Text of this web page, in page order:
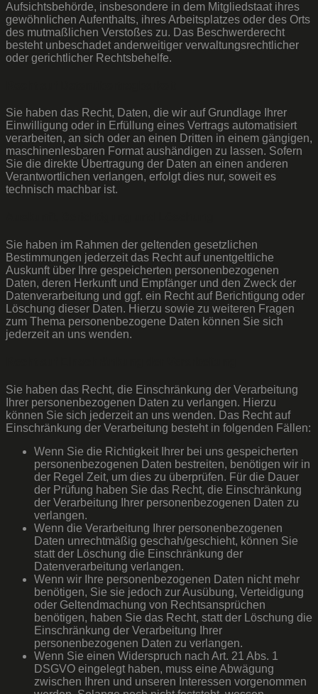
Aufsichtsbehörde, insbesondere in dem Mitgliedstaat ihres
gewöhnlichen Aufenthalts, ihres Arbeitsplatzes oder des Orts
des mutmaßlichen Verstoßes zu. Das Beschwerderecht
besteht unbeschadet anderweitiger verwaltungsrechtlicher
oder gerichtlicher Rechtsbehelfe.
Sie haben das Recht, Daten, die wir auf Grundlage Ihrer
Einwilligung oder in Erfüllung eines Vertrags automatisiert
verarbeiten, an sich oder an einen Dritten in einem gängigen,
maschinenlesbaren Format aushändigen zu lassen. Sofern
Sie die direkte Übertragung der Daten an einen anderen
Verantwortlichen verlangen, erfolgt dies nur, soweit es
technisch machbar ist.
Sie haben im Rahmen der geltenden gesetzlichen
Bestimmungen jederzeit das Recht auf unentgeltliche
Auskunft über Ihre gespeicherten personenbezogenen
Daten, deren Herkunft und Empfänger und den Zweck der
Datenverarbeitung und ggf. ein Recht auf Berichtigung oder
Löschung dieser Daten. Hierzu sowie zu weiteren Fragen
zum Thema personenbezogene Daten können Sie sich
jederzeit an uns wenden.
Sie haben das Recht, die Einschränkung der Verarbeitung
Ihrer personenbezogenen Daten zu verlangen. Hierzu
können Sie sich jederzeit an uns wenden. Das Recht auf
Einschränkung der Verarbeitung besteht in folgenden Fällen:
Wenn Sie die Richtigkeit Ihrer bei uns gespeicherten
personenbezogenen Daten bestreiten, benötigen wir in
der Regel Zeit, um dies zu überprüfen. Für die Dauer
der Prüfung haben Sie das Recht, die Einschränkung
der Verarbeitung Ihrer personenbezogenen Daten zu
verlangen.
Wenn die Verarbeitung Ihrer personenbezogenen
Daten unrechtmäßig geschah/geschieht, können Sie
statt der Löschung die Einschränkung der
Datenverarbeitung verlangen.
Wenn wir Ihre personenbezogenen Daten nicht mehr
benötigen, Sie sie jedoch zur Ausübung, Verteidigung
oder Geltendmachung von Rechtsansprüchen
benötigen, haben Sie das Recht, statt der Löschung die
Einschränkung der Verarbeitung Ihrer
personenbezogenen Daten zu verlangen.
Wenn Sie einen Widerspruch nach Art. 21 Abs. 1
DSGVO eingelegt haben, muss eine Abwägung
zwischen Ihren und unseren Interessen vorgenommen